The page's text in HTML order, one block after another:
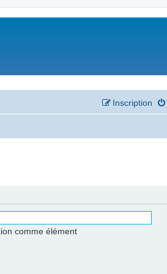
Inscription
comme élément